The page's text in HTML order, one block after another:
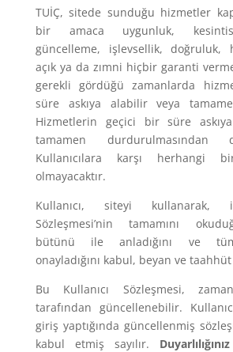
TUİÇ, sitede sunduğu hizmetler
bir amaca uygunluk,
güncelleme, işlevsellik, doğruluk,
açık ya da zımni hiçbir garanti
gerekli gördüğü zamanlarda
süre askıya alabilir veya
Hizmetlerin geçici bir süre askıya
tamamen durdurulmasından
Kullanıcılara karşı herhangi
olmayacaktır.
Kullanıcı, siteyi kullanarak,
Sözleşmesi’nin tamamını
bütünü ile anladığını ve
onayladığını kabul, beyan ve
Bu Kullanıcı Sözleşmesi,
tarafından güncellenebilir.
giriş yaptığında güncellenmiş
kabul etmiş sayılır.